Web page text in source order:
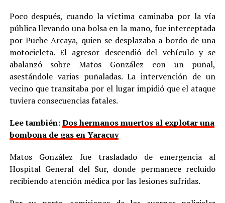
Poco después, cuando la víctima caminaba por la vía
pública llevando una bolsa en la mano, fue interceptada
por Puche Arcaya, quien se desplazaba a bordo de una
motocicleta. El agresor descendió del vehículo y se
abalanzó sobre Matos González con un puñal,
asestándole varias puñaladas. La intervención de un
vecino que transitaba por el lugar impidió que el ataque
tuviera consecuencias fatales.
Lee también:Dos hermanos muertos al explotar una
bombona de gas en Yaracuy
Matos González fue trasladado de emergencia al
Hospital General del Sur, donde permanece recluido
recibiendo atención médica por las lesiones sufridas.